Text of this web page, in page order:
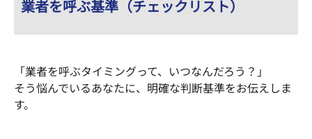
業者を呼ぶ基準（チェックリスト）
「業者を呼ぶタイミングって、いつなんだろう？」
そう悩んでいるあなたに、明確な判断基準をお伝えしま
す。